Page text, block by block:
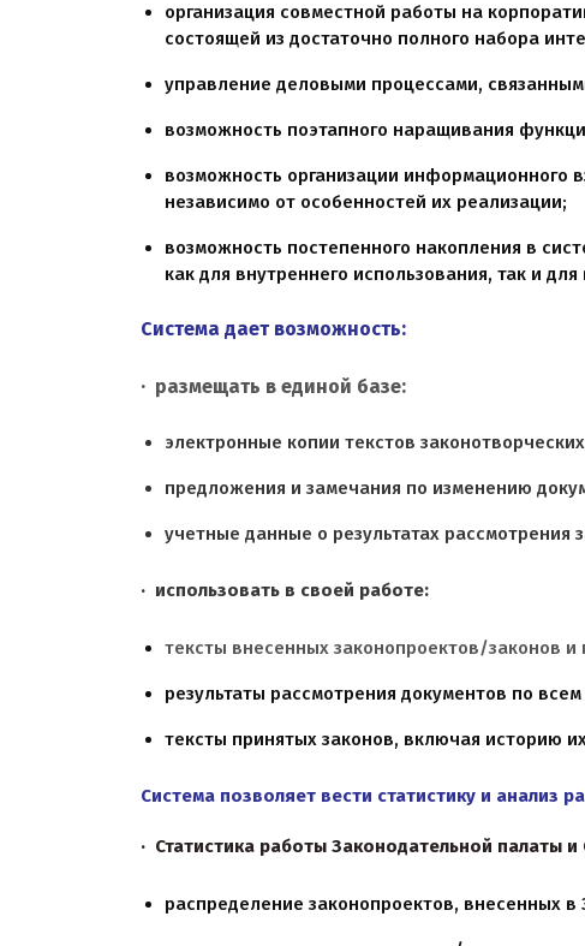
организация совместной работы на
состоящей из достаточно полного набора
управление деловыми процессами,
возможность поэтапного наращивания
возможность организации
независимо от особенностей их реализации;
возможность постепенного накопления в
как для внутреннего использования, так и
Система дает возможность:
· размещать в единой базе:
электронные копии текстов
предложения и замечания по изменению
учетные данные о результатах рассмотрения
· использовать в своей работе:
тексты внесенных законопроектов/законов
результаты рассмотрения документов по
тексты принятых законов, включая историю
Система позволяет вести статистику и анализ
· Статистика работы Законодательной палаты
распределение законопроектов, внесенных